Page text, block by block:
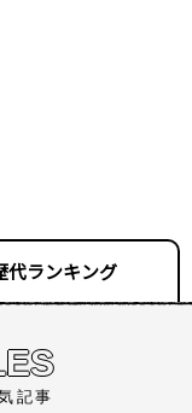
代ランキング
記事